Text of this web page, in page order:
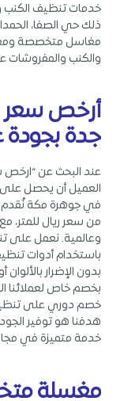
خدمات تنظيف الكنب
ذلك حي الصفا،
مغاسل متخصصة
والكنب
أرخص سعر
جدة بجودة
عند البحث عن
العميل أن يحصل على
في جوهرة مكة نُقدم
من سعر ريال للمتر،
وعالمية. نعمل على
باستخدام أدوات
بدون الإضرار
بخصم خاص لعملائنا
خصم دوري على
هدفنا هو توفير
خدمة متميزة في
مغسلة